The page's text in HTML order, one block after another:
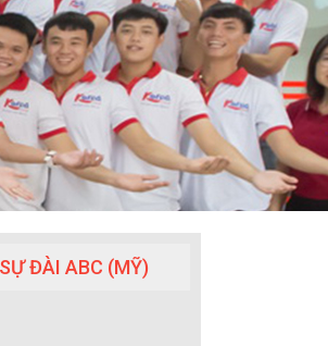
ĐÀI ABC (MỸ)